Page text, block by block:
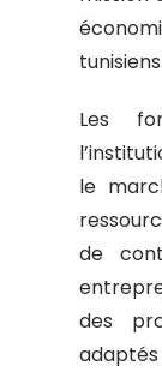
tunisiens.
Les
le
de
des
adaptés